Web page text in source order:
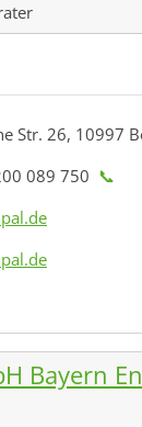
Str. 26, 10997
089 750 📞
Bayern